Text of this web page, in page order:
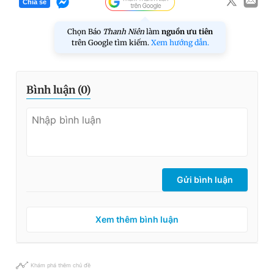
Chia sẻ
Chọn Báo Thanh Niên làm nguồn ưu tiên
trên Google tìm kiếm. Xem hướng dẫn.
Bình luận (0)
Gửi bình luận
Xem thêm bình luận
Khám phá thêm chủ đề